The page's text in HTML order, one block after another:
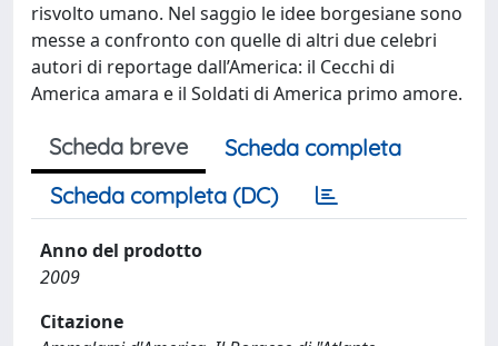
risvolto umano. Nel saggio le idee borgesiane sono
messe a confronto con quelle di altri due celebri
autori di reportage dall’America: il Cecchi di
America amara e il Soldati di America primo amore.
Scheda breve
Scheda completa
Scheda completa (DC)
Anno del prodotto
2009
Citazione